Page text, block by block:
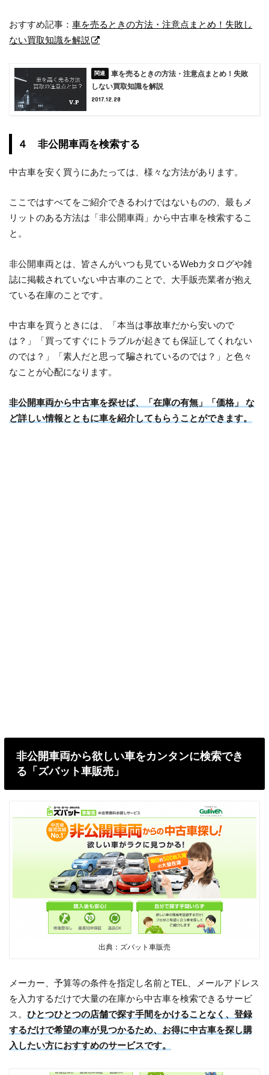
おすすめ記事：車を売るときの方法・注意点まとめ！失敗し
ない買取知識を解説
車を売るときの方法・注意点まとめ！失敗
しない買取知識を解説
2017.12.28
４ 非公開車両を検索する
中古車を安く買うにあたっては、様々な方法があります。
ここではすべてをご紹介できるわけではないものの、最もメ
リットのある方法は「非公開車両」から中古車を検索するこ
と。
非公開車両とは、皆さんがいつも見ているWebカタログや雑
誌に掲載されていない中古車のことで、大手販売業者が抱え
ている在庫のことです。
中古車を買うときには、「本当は事故車だから安いので
は？」「買ってすぐにトラブルが起きても保証してくれない
のでは？」「素人だと思って騙されているのでは？」と色々
なことが心配になります。
非公開車両から中古車を探せば、「在庫の有無」「価格」 な
ど詳しい情報とともに車を紹介してもらうことができます。
非公開車両から欲しい車をカンタンに検索でき
る「ズバット車販売」
出典：ズバット車販売
メーカー、予算等の条件を指定し名前とTEL、メールアドレス
を入力するだけで大量の在庫から中古車を検索できるサービ
ス。ひとつひとつの店舗で探す手間をかけることなく、登録
するだけで希望の車が見つかるため、お得に中古車を探し購
入したい方におすすめのサービスです。